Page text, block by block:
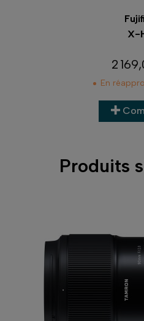
X-
2
En
Produits